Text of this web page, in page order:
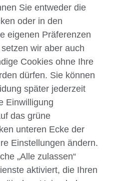
Twitter
Sie entweder die
oder in den
eigenen Präferenzen
wir aber auch
Cookies ohne Ihre
dürfen. Sie können
später jederzeit
Einwilligung
das grüne
unteren Ecke der
Einstellungen ändern.
„Alle zulassen“
aktiviert, die Ihren